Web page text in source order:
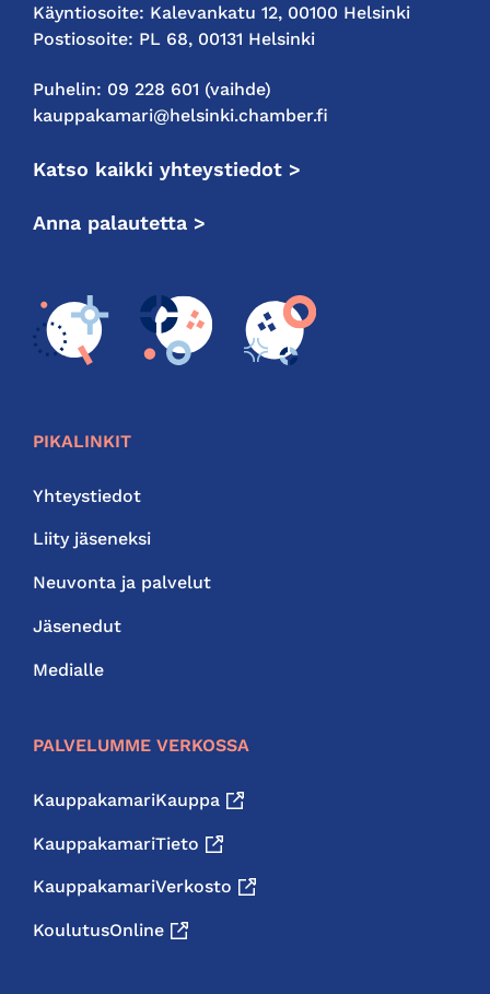
Käyntiosoite: Kalevankatu 12, 00100 Helsinki
Postiosoite: PL 68, 00131 Helsinki
Puhelin: 09 228 601 (vaihde)
kauppakamari@helsinki.chamber.fi
Katso kaikki yhteystiedot >
Anna palautetta >
PIKALINKIT
Yhteystiedot
Liity jäseneksi
Neuvonta ja palvelut
Jäsenedut
Medialle
PALVELUMME VERKOSSA
KauppakamariKauppa
KauppakamariTieto
KauppakamariVerkosto
KoulutusOnline